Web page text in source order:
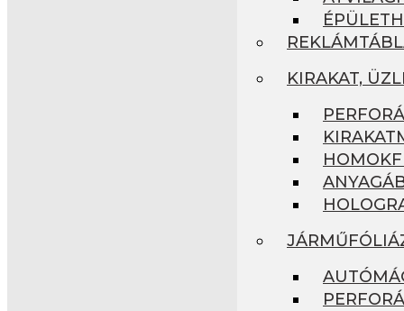
KIRAKAT,